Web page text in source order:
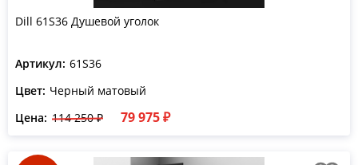
Dill 61S36 Душевой уголок
Артикул: 61S36
Цвет: Черный матовый
Цена: 114 250 ₽ 79 975 ₽